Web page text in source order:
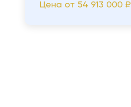
Цена от 54 913 000 ₽